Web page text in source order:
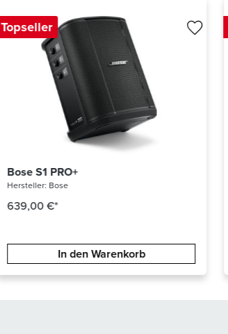
Topseller
Moog MUSE
Hersteller: Moog
2.929,00 €*
In den Warenkorb